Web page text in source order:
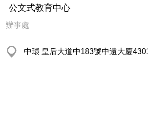
公文式教育中心
辦事處
中環 皇后大道中183號中遠大廈